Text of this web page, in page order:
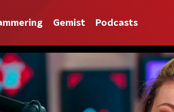
Gemist Podcasts